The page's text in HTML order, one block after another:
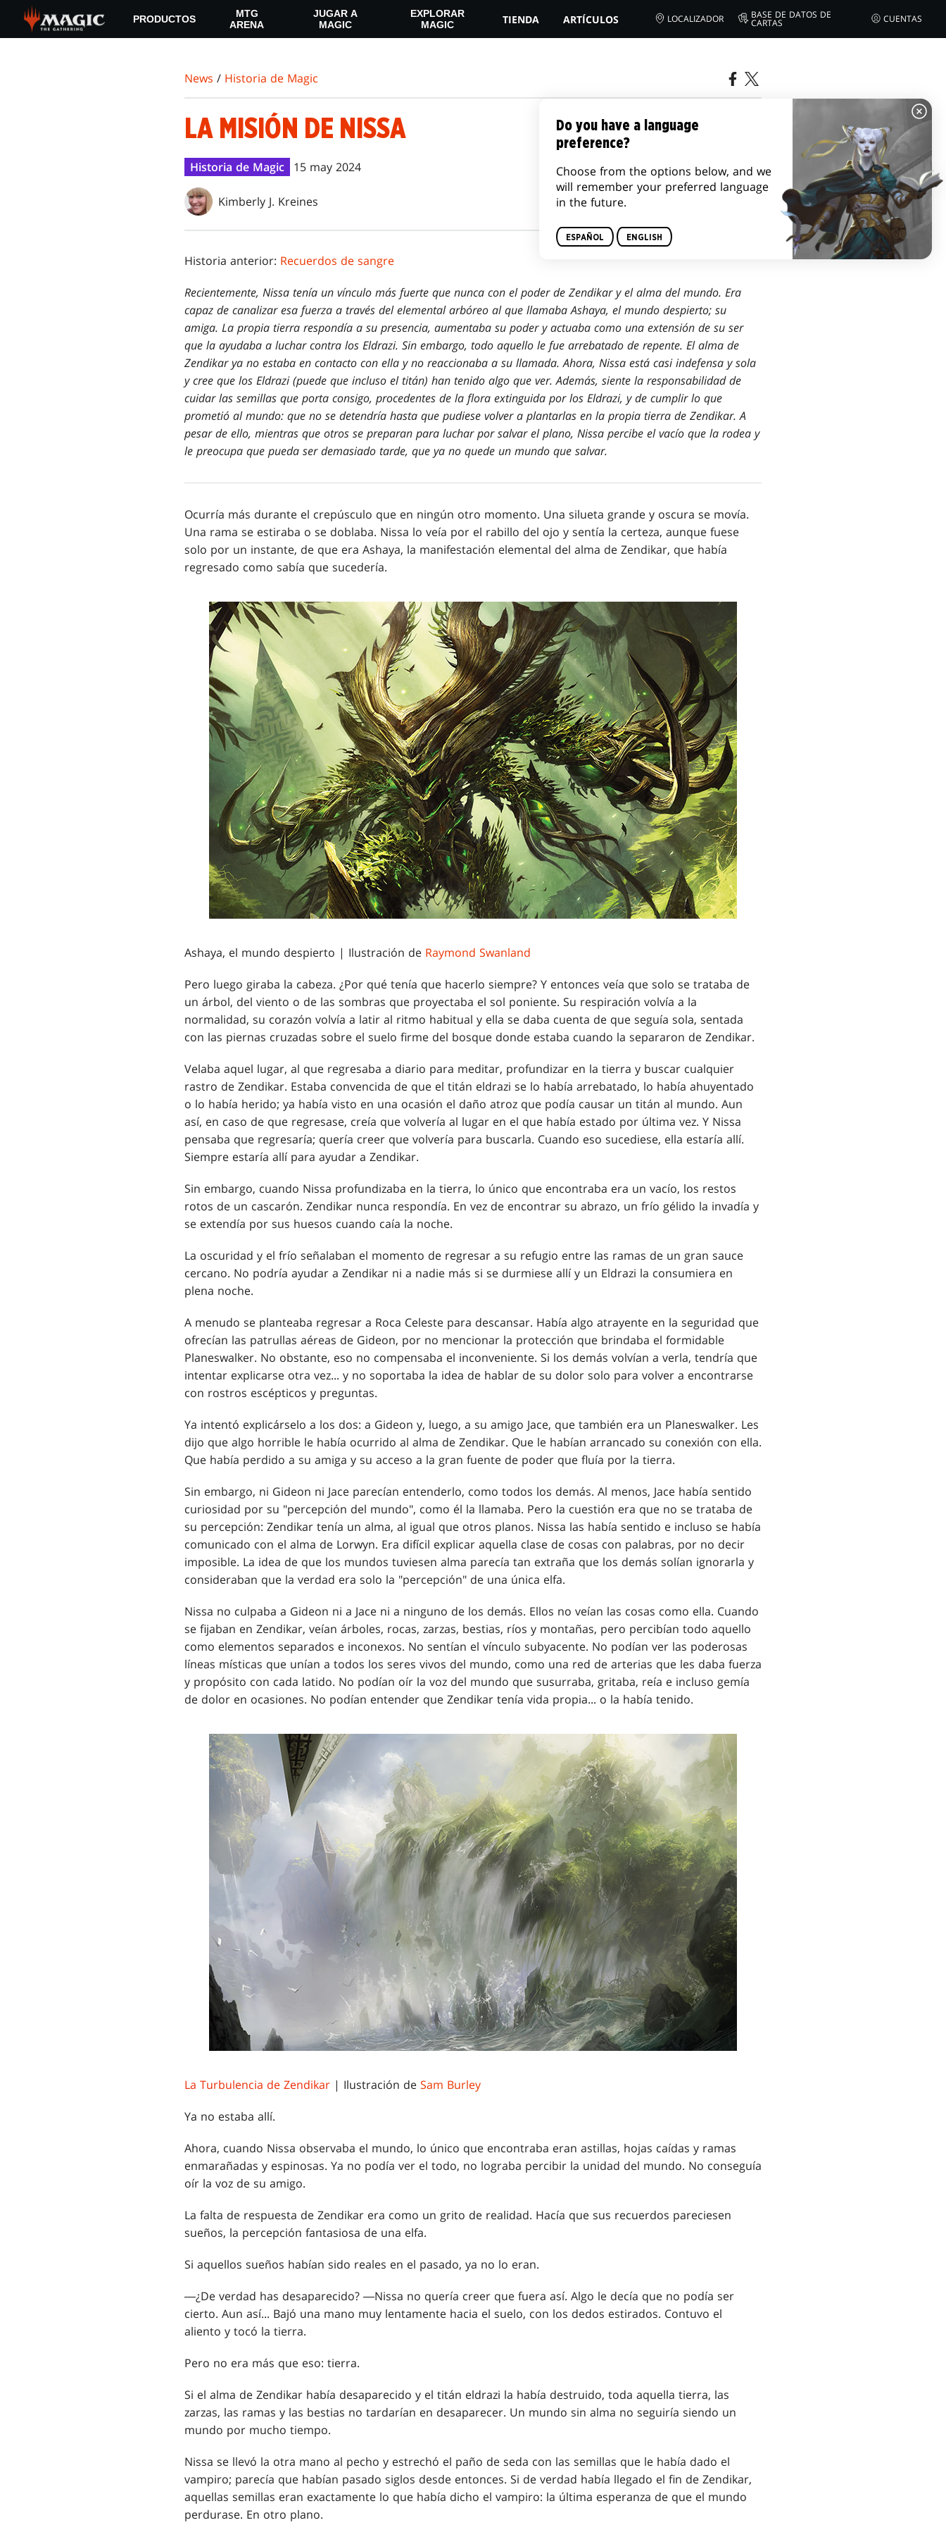
main
PRODUCTOS
MTG
ARENA
JUGAR A
MAGIC
EXPLORAR
MAGIC
TIENDA ARTÍCULOS LOCALIZADOR BASE DE DATOS DE
CARTAS CUENTAS
News / Historia de Magic
LA MISIÓN DE NISSA
Historia de Magic 15 may 2024
Kimberly J. Kreines
Historia anterior: Recuerdos de sangre
Recientemente, Nissa tenía un vínculo más fuerte que nunca con el poder de Zendikar y el alma del mundo. Era
capaz de canalizar esa fuerza a través del elemental arbóreo al que llamaba Ashaya, el mundo despierto; su
amiga. La propia tierra respondía a su presencia, aumentaba su poder y actuaba como una extensión de su ser
que la ayudaba a luchar contra los Eldrazi. Sin embargo, todo aquello le fue arrebatado de repente. El alma de
Zendikar ya no estaba en contacto con ella y no reaccionaba a su llamada. Ahora, Nissa está casi indefensa y sola
y cree que los Eldrazi (puede que incluso el titán) han tenido algo que ver. Además, siente la responsabilidad de
cuidar las semillas que porta consigo, procedentes de la flora extinguida por los Eldrazi, y de cumplir lo que
prometió al mundo: que no se detendría hasta que pudiese volver a plantarlas en la propia tierra de Zendikar. A
pesar de ello, mientras que otros se preparan para luchar por salvar el plano, Nissa percibe el vacío que la rodea y
le preocupa que pueda ser demasiado tarde, que ya no quede un mundo que salvar.
Ocurría más durante el crepúsculo que en ningún otro momento. Una silueta grande y oscura se movía.
Una rama se estiraba o se doblaba. Nissa lo veía por el rabillo del ojo y sentía la certeza, aunque fuese
solo por un instante, de que era Ashaya, la manifestación elemental del alma de Zendikar, que había
regresado como sabía que sucedería.
Ashaya, el mundo despierto | Ilustración de Raymond Swanland
Pero luego giraba la cabeza. ¿Por qué tenía que hacerlo siempre? Y entonces veía que solo se trataba de
un árbol, del viento o de las sombras que proyectaba el sol poniente. Su respiración volvía a la
normalidad, su corazón volvía a latir al ritmo habitual y ella se daba cuenta de que seguía sola, sentada
con las piernas cruzadas sobre el suelo firme del bosque donde estaba cuando la separaron de Zendikar.
Velaba aquel lugar, al que regresaba a diario para meditar, profundizar en la tierra y buscar cualquier
rastro de Zendikar. Estaba convencida de que el titán eldrazi se lo había arrebatado, lo había ahuyentado
o lo había herido; ya había visto en una ocasión el daño atroz que podía causar un titán al mundo. Aun
así, en caso de que regresase, creía que volvería al lugar en el que había estado por última vez. Y Nissa
pensaba que regresaría; quería creer que volvería para buscarla. Cuando eso sucediese, ella estaría allí.
Siempre estaría allí para ayudar a Zendikar.
Sin embargo, cuando Nissa profundizaba en la tierra, lo único que encontraba era un vacío, los restos
rotos de un cascarón. Zendikar nunca respondía. En vez de encontrar su abrazo, un frío gélido la invadía y
se extendía por sus huesos cuando caía la noche.
La oscuridad y el frío señalaban el momento de regresar a su refugio entre las ramas de un gran sauce
cercano. No podría ayudar a Zendikar ni a nadie más si se durmiese allí y un Eldrazi la consumiera en
plena noche.
A menudo se planteaba regresar a Roca Celeste para descansar. Había algo atrayente en la seguridad que
ofrecían las patrullas aéreas de Gideon, por no mencionar la protección que brindaba el formidable
Planeswalker. No obstante, eso no compensaba el inconveniente. Si los demás volvían a verla, tendría que
intentar explicarse otra vez... y no soportaba la idea de hablar de su dolor solo para volver a encontrarse
con rostros escépticos y preguntas.
Ya intentó explicárselo a los dos: a Gideon y, luego, a su amigo Jace, que también era un Planeswalker. Les
dijo que algo horrible le había ocurrido al alma de Zendikar. Que le habían arrancado su conexión con ella.
Que había perdido a su amiga y su acceso a la gran fuente de poder que fluía por la tierra.
Sin embargo, ni Gideon ni Jace parecían entenderlo, como todos los demás. Al menos, Jace había sentido
curiosidad por su "percepción del mundo", como él la llamaba. Pero la cuestión era que no se trataba de
su percepción: Zendikar tenía un alma, al igual que otros planos. Nissa las había sentido e incluso se había
comunicado con el alma de Lorwyn. Era difícil explicar aquella clase de cosas con palabras, por no decir
imposible. La idea de que los mundos tuviesen alma parecía tan extraña que los demás solían ignorarla y
consideraban que la verdad era solo la "percepción" de una única elfa.
Nissa no culpaba a Gideon ni a Jace ni a ninguno de los demás. Ellos no veían las cosas como ella. Cuando
se fijaban en Zendikar, veían árboles, rocas, zarzas, bestias, ríos y montañas, pero percibían todo aquello
como elementos separados e inconexos. No sentían el vínculo subyacente. No podían ver las poderosas
líneas místicas que unían a todos los seres vivos del mundo, como una red de arterias que les daba fuerza
y propósito con cada latido. No podían oír la voz del mundo que susurraba, gritaba, reía e incluso gemía
de dolor en ocasiones. No podían entender que Zendikar tenía vida propia... o la había tenido.
La Turbulencia de Zendikar | Ilustración de Sam Burley
Ya no estaba allí.
Ahora, cuando Nissa observaba el mundo, lo único que encontraba eran astillas, hojas caídas y ramas
enmarañadas y espinosas. Ya no podía ver el todo, no lograba percibir la unidad del mundo. No conseguía
oír la voz de su amigo.
La falta de respuesta de Zendikar era como un grito de realidad. Hacía que sus recuerdos pareciesen
sueños, la percepción fantasiosa de una elfa.
Si aquellos sueños habían sido reales en el pasado, ya no lo eran.
―¿De verdad has desaparecido? ―Nissa no quería creer que fuera así. Algo le decía que no podía ser
cierto. Aun así... Bajó una mano muy lentamente hacia el suelo, con los dedos estirados. Contuvo el
aliento y tocó la tierra.
Pero no era más que eso: tierra.
Si el alma de Zendikar había desaparecido y el titán eldrazi la había destruido, toda aquella tierra, las
zarzas, las ramas y las bestias no tardarían en desaparecer. Un mundo sin alma no seguiría siendo un
mundo por mucho tiempo.
Nissa se llevó la otra mano al pecho y estrechó el paño de seda con las semillas que le había dado el
vampiro; parecía que habían pasado siglos desde entonces. Si de verdad había llegado el fin de Zendikar,
aquellas semillas eran exactamente lo que había dicho el vampiro: la última esperanza de que el mundo
perdurase. En otro plano.
Do you have a language
preference?
Choose from the options below, and we
will remember your preferred language
in the future.
ESPAÑOL ENGLISH